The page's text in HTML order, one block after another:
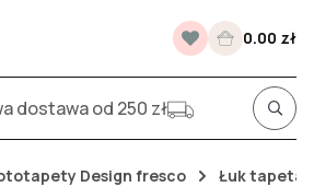
0.00 zł
dostawa od 250 zł
Design fresco Łuk tapeta